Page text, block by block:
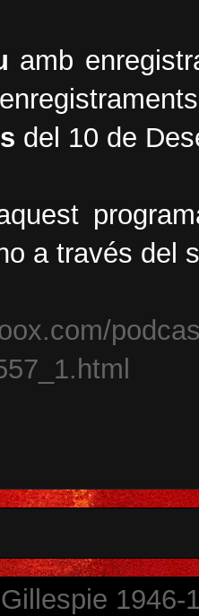
amb
del 10 de
a través del
1946-